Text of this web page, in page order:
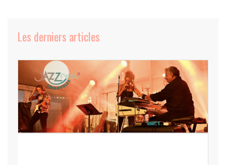
Les derniers articles